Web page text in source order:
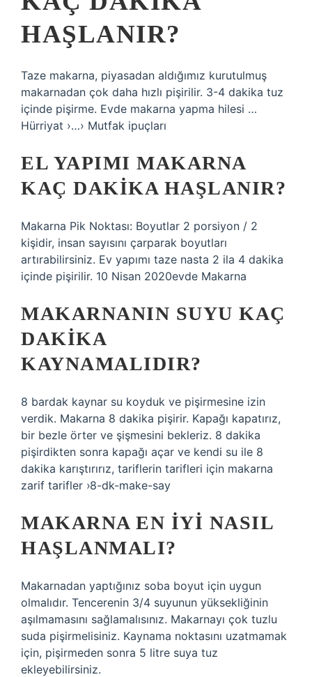
HAŞLANIR?
Taze makarna, piyasadan aldığımız kurutulmuş
makarnadan çok daha hızlı pişirilir. 3-4 dakika tuz
içinde pişirme. Evde makarna yapma hilesi …
Hürriyat ›…› Mutfak ipuçları
EL YAPIMI MAKARNA
KAÇ DAKIKA HAŞLANIR?
Makarna Pik Noktası: Boyutlar 2 porsiyon / 2
kişidir, insan sayısını çarparak boyutları
artırabilirsiniz. Ev yapımı taze nasta 2 ila 4 dakika
içinde pişirilir. 10 Nisan 2020evde Makarna
MAKARNANIN SUYU KAÇ
DAKIKA
KAYNAMALIDIR?
8 bardak kaynar su koyduk ve pişirmesine izin
verdik. Makarna 8 dakika pişirir. Kapağı kapatırız,
bir bezle örter ve şişmesini bekleriz. 8 dakika
pişirdikten sonra kapağı açar ve kendi su ile 8
dakika karıştırırız, tariflerin tarifleri için makarna
zarif tarifler ›8-dk-make-say
MAKARNA EN IYI NASIL
HAŞLANMALI?
Makarnadan yaptığınız soba boyut için uygun
olmalıdır. Tencerenin 3/4 suyunun yüksekliğinin
aşılmamasını sağlamalısınız. Makarnayı çok tuzlu
suda pişirmelisiniz. Kaynama noktasını uzatmamak
için, pişirmeden sonra 5 litre suya tuz
ekleyebilirsiniz.